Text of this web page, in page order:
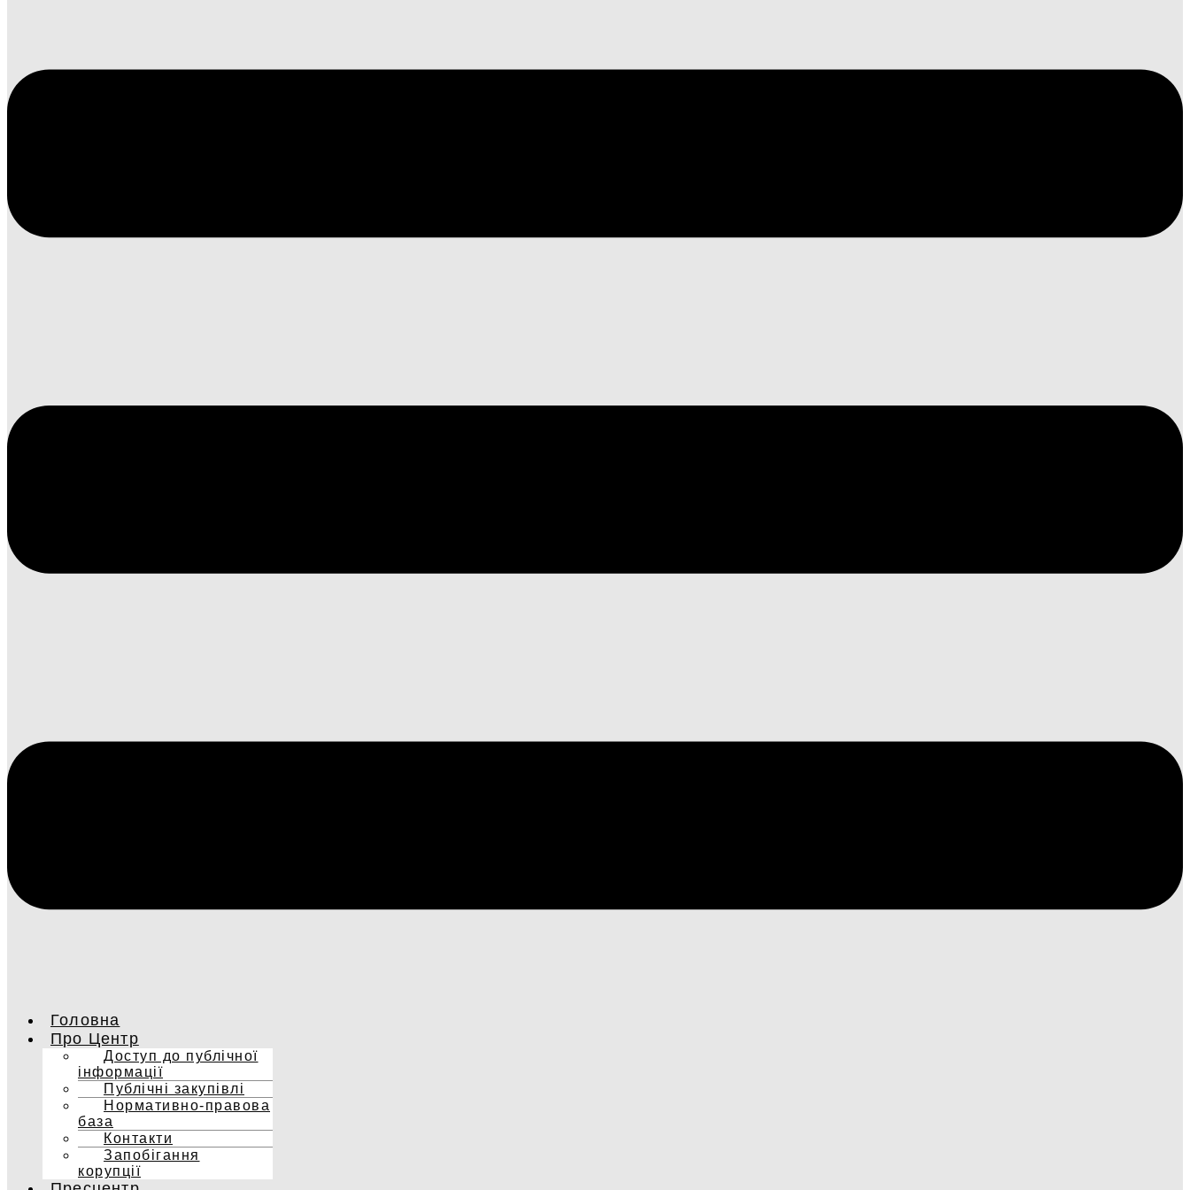
Головна
Про Центр
Доступ до публічної
інформації
Публічні закупівлі
Нормативно-правова
база
Контакти
Запобігання
корупції